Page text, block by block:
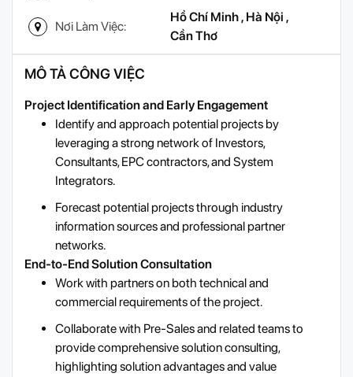
Nơi Làm Việc:
Hồ Chí Minh, Hà Nội ,
Cần Thơ
MÔ TẢ CÔNG VIỆC
Project Identification and Early Engagement
Identify and approach potential projects by
leveraging a strong network of Investors,
Consultants, EPC contractors, and System
Integrators.
Forecast potential projects through industry
information sources and professional partner
networks.
End-to-End Solution Consultation
Work with partners on both technical and
commercial requirements of the project.
Collaborate with Pre-Sales and related teams to
provide comprehensive solution consulting,
highlighting solution advantages and value